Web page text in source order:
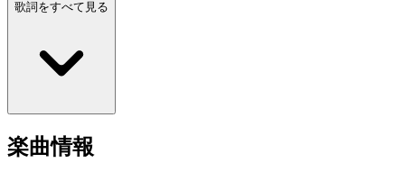
歌詞をすべて見る
楽曲情報